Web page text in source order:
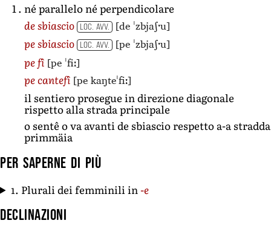
né parallelo né perpendicolare
de sbiascio
LOC. AVV. [de ˈzbjaʃˑu]
pe sbiascio LOC. AVV. [pe ˈzbjaʃˑu]
pe fî [pe ˈfiː]
pe cantefî [pe kaŋteˈfiː]
il sentiero prosegue in direzione diagonale
rispetto alla strada principale
o sentê o va avanti de sbiascio respetto a-a stradda
primmäia
Per saperne di più
1. Plurali dei femminili in -e
Declinazioni